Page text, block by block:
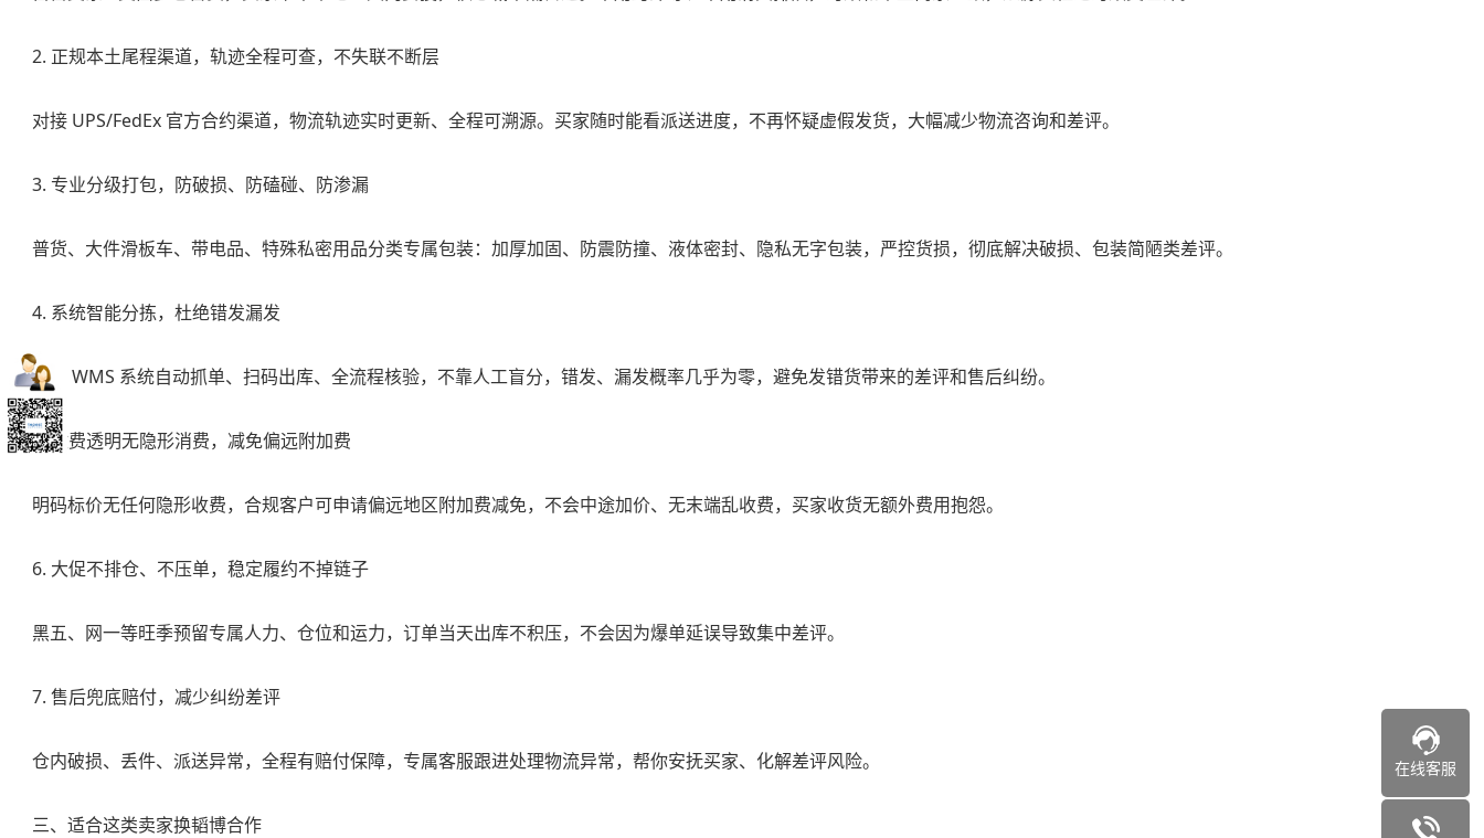
2. 正规本土尾程渠道，轨迹全程可查，不失联不断层
对接 UPS/FedEx 官方合约渠道，物流轨迹实时更新、全程可溯源。买家随时能看派送进度，不再怀疑虚假发货，大幅减少物流咨询和差评。
3. 专业分级打包，防破损、防磕碰、防渗漏
普货、大件滑板车、带电品、特殊私密用品分类专属包装：加厚加固、防震防撞、液体密封、隐私无字包装，严控货损，彻底解决破损、包装简陋类差评。
4. 系统智能分拣，杜绝错发漏发
自研 WMS 系统自动抓单、扫码出库、全流程核验，不靠人工盲分，错发、漏发概率几乎为零，避免发错货带来的差评和售后纠纷。
5. 收费透明无隐形消费，减免偏远附加费
明码标价无任何隐形收费，合规客户可申请偏远地区附加费减免，不会中途加价、无末端乱收费，买家收货无额外费用抱怨。
6. 大促不排仓、不压单，稳定履约不掉链子
黑五、网一等旺季预留专属人力、仓位和运力，订单当天出库不积压，不会因为爆单延误导致集中差评。
7. 售后兜底赔付，减少纠纷差评
仓内破损、丢件、派送异常，全程有赔付保障，专属客服跟进处理物流异常，帮你安抚买家、化解差评风险。
三、适合这类卖家换韬博合作
在线客服